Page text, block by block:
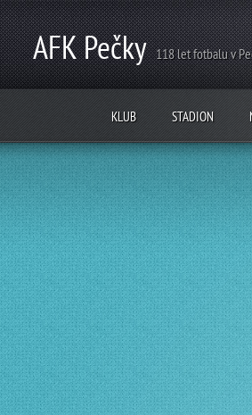
AFK Pečky 118 let fotbalu v
KLUB STADION